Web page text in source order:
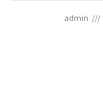
וינטג’ admin